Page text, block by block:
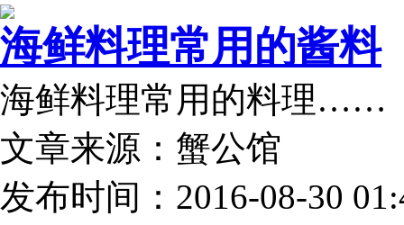
海鲜料理常用的酱料
海鲜料理常用的料理……
文章来源：蟹公馆
发布时间：2016-08-30